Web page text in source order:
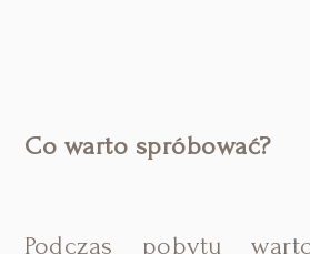
Co warto spróbować?
Podczas pobytu